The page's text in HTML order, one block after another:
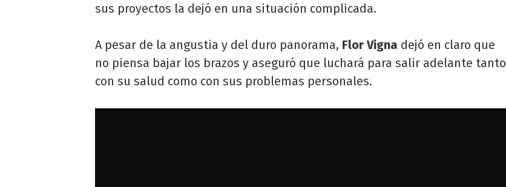
sus proyectos la dejó en una situación complicada.
A pesar de la angustia y del duro panorama, Flor Vigna dejó en claro que
no piensa bajar los brazos y aseguró que luchará para salir adelante tanto
con su salud como con sus problemas personales.